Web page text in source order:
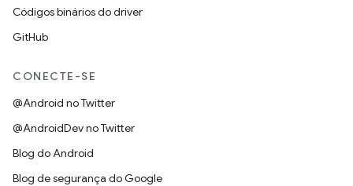
Códigos binários do driver
GitHub
CONECTE-SE
@Android no Twitter
@AndroidDev no Twitter
Blog do Android
Blog de segurança do Google